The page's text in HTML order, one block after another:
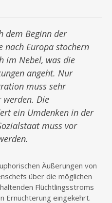
dem Beginn der
nach Europa stochern
im Nebel, was die
angeht. Nur
muss sehr
werden. Die
ein Umdenken in der
muss vor
Äußerungen von
über die möglichen
Flüchtlingsstroms
Ernüchterung eingekehrt.